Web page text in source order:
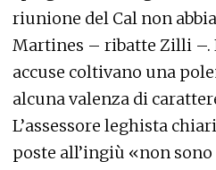
riunione del Cal non
Martines – ribatte Zilli –.
accuse coltivano una
alcuna valenza di
L’assessore leghista
poste all’ingiù «non